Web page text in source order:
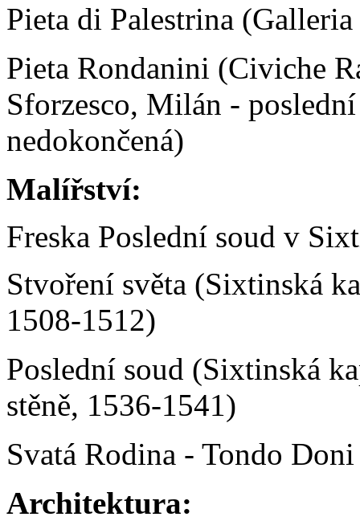
Pieta di Palestrina
Pieta Rondanini (Civiche
Sforzesco, Milán -
nedokončená)
Malířství:
Freska Poslední soud v
Stvoření světa (Sixtinská
1508-1512)
Poslední soud (Sixtinská
stěně, 1536-1541)
Svatá Rodina - Tondo
Architektura: